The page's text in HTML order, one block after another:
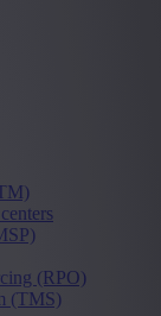
(RPO)
(TMS)